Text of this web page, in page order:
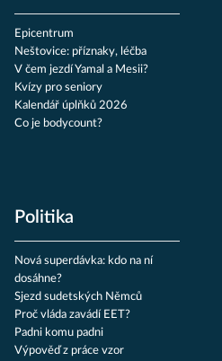
Epicentrum
Neštovice: příznaky, léčba
V čem jezdí Yamal a Mesii?
Kvízy pro seniory
Kalendář úplňků 2026
Co je bodycount?
Politika
Nová superdávka: kdo na ní
dosáhne?
Sjezd sudetských Němců
Proč vláda zavádí EET?
Padni komu padni
Výpověď z práce vzor